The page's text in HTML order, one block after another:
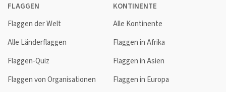
FLAGGEN
Flaggen der Welt
Alle Länderflaggen
Flaggen-Quiz
Flaggen von Organisationen
KONTINENTE
Alle Kontinente
Flaggen in Afrika
Flaggen in Asien
Flaggen in Europa